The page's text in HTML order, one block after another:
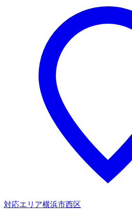
対応エリア横浜市西区